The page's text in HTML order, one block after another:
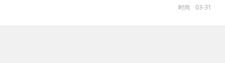
时尚 03-31